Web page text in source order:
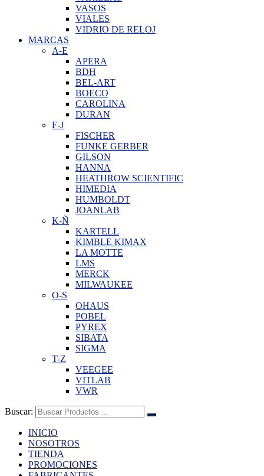
VASOS
VIALES
VIDRIO DE RELOJ
MARCAS
A-E
APERA
BDH
BEL-ART
BOECO
CAROLINA
DURAN
F-J
FISCHER
FUNKE GERBER
GILSON
HANNA
HEATHROW SCIENTIFIC
HIMEDIA
HUMBOLDT
JOANLAB
K-Ñ
KARTELL
KIMBLE KIMAX
LA MOTTE
LMS
MERCK
MILWAUKEE
O-S
OHAUS
POBEL
PYREX
SIBATA
SIGMA
T-Z
VEEGEE
VITLAB
VWR
Buscar:
INICIO
NOSOTROS
TIENDA
PROMOCIONES